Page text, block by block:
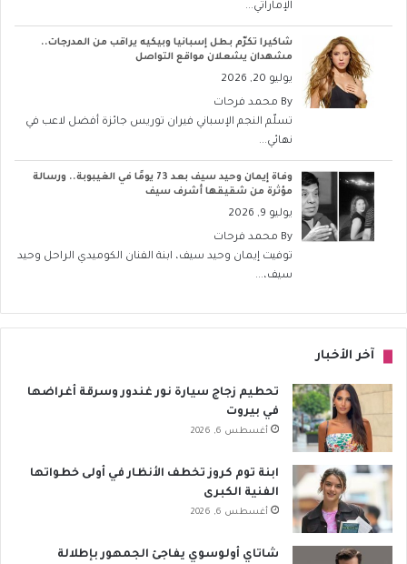
الإماراتي...
شاكيرا تكرّم بطل إسبانيا وبيكيه يراقب من المدرجات..
مشهدان يشعلان مواقع التواصل
يوليو 20, 2026
By محمد فرحات
تسلّم النجم الإسباني فيران توريس جائزة أفضل لاعب في
نهائي...
وفاة إيمان وحيد سيف بعد 73 يومًا في الغيبوبة.. ورسالة
مؤثرة من شقيقها أشرف سيف
يوليو 9, 2026
By محمد فرحات
توفيت إيمان وحيد سيف، ابنة الفنان الكوميدي الراحل وحيد
سيف،...
آخر الأخبار
تحطيم زجاج سيارة نور غندور وسرقة أغراضها
في بيروت
أغسطس 6, 2026
ابنة توم كروز تخطف الأنظار في أولى خطواتها
الفنية الكبرى
أغسطس 6, 2026
شاتاي أولوسوي يفاجئ الجمهور بإطلالة